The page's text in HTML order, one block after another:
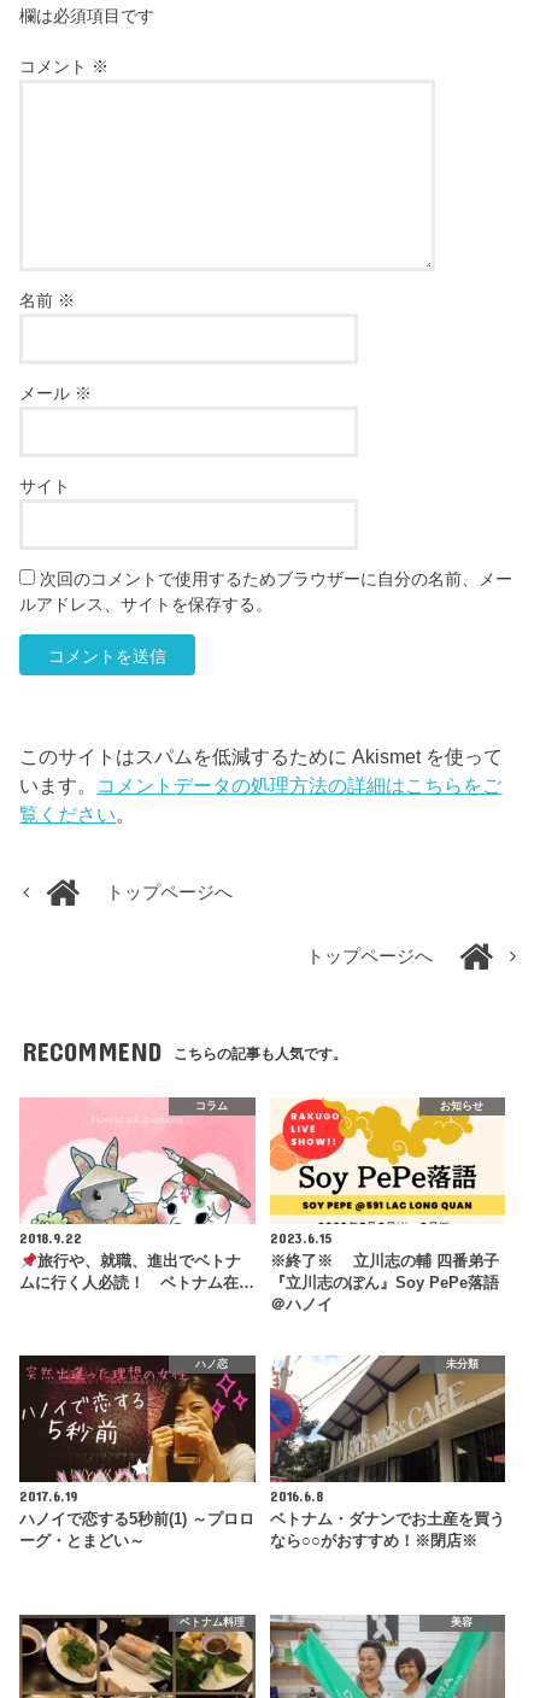
欄は必須項目です
コメント ※
名前 ※
メール ※
サイト
次回のコメントで使用するためブラウザーに自分の名前、メー
ルアドレス、サイトを保存する。
このサイトはスパムを低減するために Akismet を使って
います。 コメントデータの処理方法の詳細はこちらをご
覧ください。
トップページへ
トップページへ
RECOMMEND こちらの記事も人気です。
コラム
2018.9.22
旅行や、就職、進出でベトナ
ムに行く人必読！ ベトナム在…
お知らせ
2023.6.15
※終了※ 立川志の輔 四番弟子
『立川志のぽん』Soy PePe落語
＠ハノイ
ハノ恋
2017.6.19
ハノイで恋する5秒前(1) ～プロロ
ーグ・とまどい～
未分類
2016.6.8
ベトナム・ダナンでお土産を買う
なら○○がおすすめ！※閉店※
ベトナム料理 美容